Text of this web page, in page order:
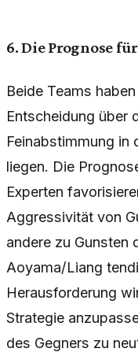
6. Die Prognose
Beide Teams
Entscheidung über
Feinabstimmung in
liegen. Die
Experten
Aggressivität von
andere zu Gunsten
Aoyama/Liang
Herausforderung
Strategie
des Gegners zu